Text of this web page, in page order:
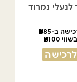
לנעלי נמרוד
ב-₪85
בשווי ₪100
לרכישה